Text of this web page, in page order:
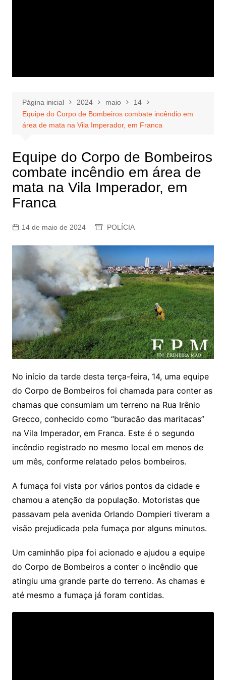
Página inicial 2024 maio
14
Equipe do Corpo de Bombeiros combate incêndio em
área de mata na Vila Imperador, em Franca
Equipe do Corpo de Bombeiros
combate incêndio em área de
mata na Vila Imperador, em
Franca
14 de maio de 2024 POLÍCIA
No início da tarde desta terça-feira, 14, uma equipe
do Corpo de Bombeiros foi chamada para conter as
chamas que consumiam um terreno na Rua Irênio
Grecco, conhecido como “buracão das maritacas”
na Vila Imperador, em Franca. Este é o segundo
incêndio registrado no mesmo local em menos de
um mês, conforme relatado pelos bombeiros.
A fumaça foi vista por vários pontos da cidade e
chamou a atenção da população. Motoristas que
passavam pela avenida Orlando Dompieri tiveram a
visão prejudicada pela fumaça por alguns minutos.
Um caminhão pipa foi acionado e ajudou a equipe
do Corpo de Bombeiros a conter o incêndio que
atingiu uma grande parte do terreno. As chamas e
até mesmo a fumaça já foram contidas.